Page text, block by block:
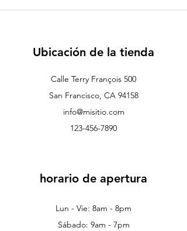
Ubicación de la tienda
Calle Terry François 500
San Francisco, CA 94158
info@misitio.com
123-456-7890
horario de apertura
Lun - Vie: 8am - 8pm
Sábado: 9am - 7pm